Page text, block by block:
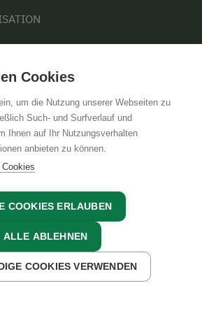
JETZT BUCHEN
DATENSCHUTZ
Cookies
um die Nutzung unserer Webseiten zu
Such- und Surfverlauf und
Ihnen auf Ihr Nutzungsverhalten
anbieten zu können.
Cookies
COOKIES ERLAUBEN
ALLE ABLEHNEN
COOKIES VERWENDEN